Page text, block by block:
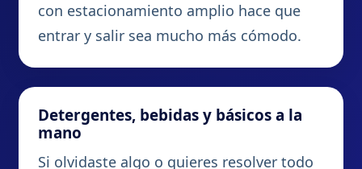
con estacionamiento amplio hace que
entrar y salir sea mucho más cómodo.
Detergentes, bebidas y básicos a la
mano
Si olvidaste algo o quieres resolver todo